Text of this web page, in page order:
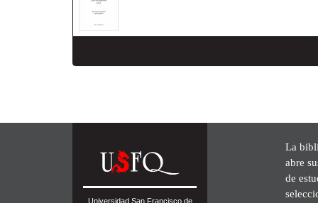
Universidad San Francisco de
La
abre
de